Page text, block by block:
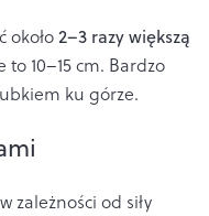
około2–3 razy większą
10–15 cm. Bardzo
ku górze.
zależności od siły